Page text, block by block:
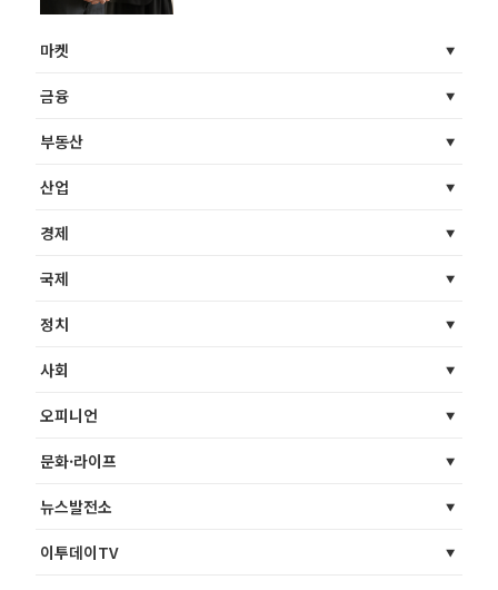
마켓
금융
부동산
산업
경제
국제
정치
사회
오피니언
문화·라이프
뉴스발전소
이투데이TV